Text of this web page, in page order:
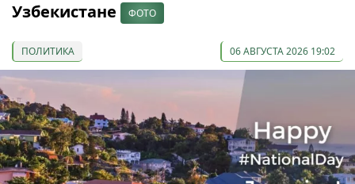
Узбекистане
ФОТО
ПОЛИТИКА 06 АВГУСТА 2026 19:02